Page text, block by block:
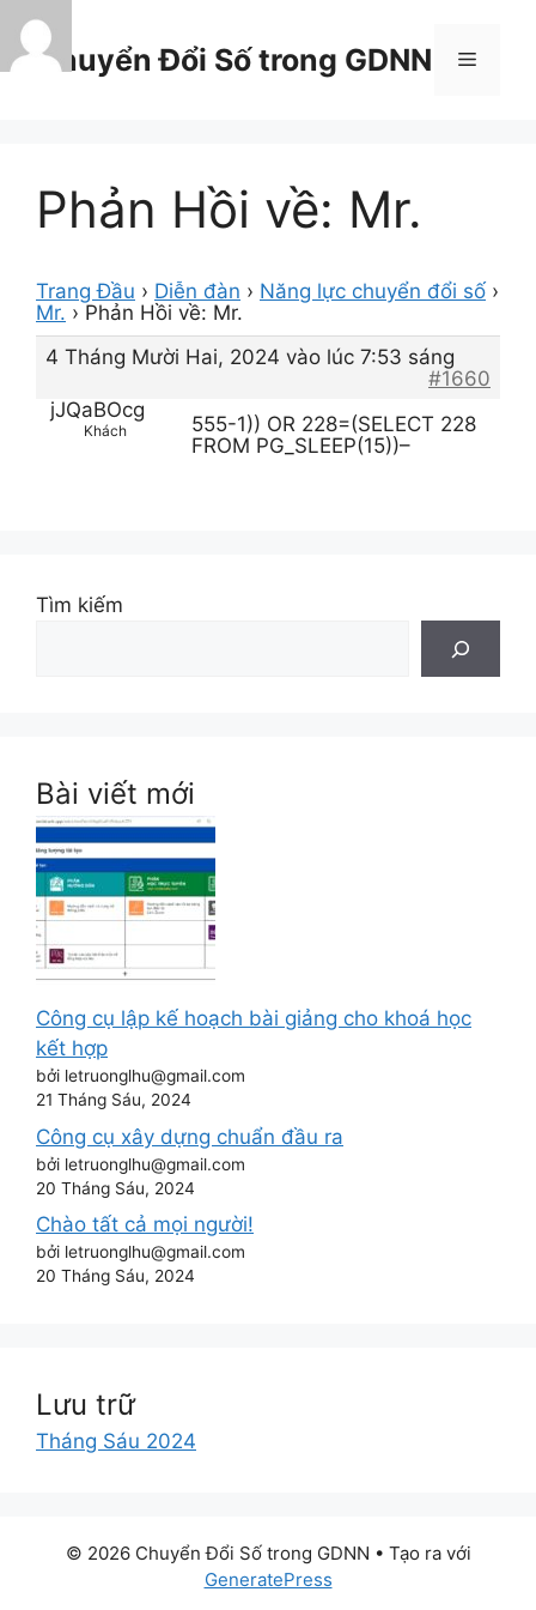
Chuyển
đến
nội
Chuyển Đổi Số trong GDNN Menu
Phản Hồi về: Mr.
Trang Đầu › Diễn đàn › Năng lực chuyển đổi số ›
Mr. › Phản Hồi về: Mr.
4 Tháng Mười Hai, 2024 vào lúc 7:53 sáng
#1660
jJQaBOcg
Khách
555-1)) OR 228=(SELECT 228
FROM PG_SLEEP(15))–
Tìm kiếm
Bài viết mới
Công cụ lập kế hoạch bài giảng cho khoá học
kết hợp
bởi letruonglhu@gmail.com
21 Tháng Sáu, 2024
Công cụ xây dựng chuẩn đầu ra
bởi letruonglhu@gmail.com
20 Tháng Sáu, 2024
Chào tất cả mọi người!
bởi letruonglhu@gmail.com
20 Tháng Sáu, 2024
Lưu trữ
Tháng Sáu 2024
© 2026 Chuyển Đổi Số trong GDNN • Tạo ra với
GeneratePress